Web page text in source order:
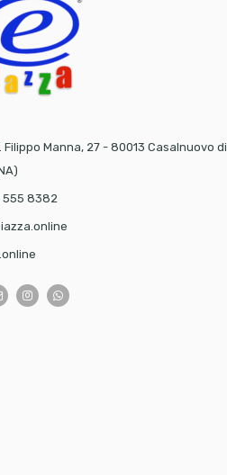
Filippo Manna, 27 - 80013 Casalnuovo di
555 8382